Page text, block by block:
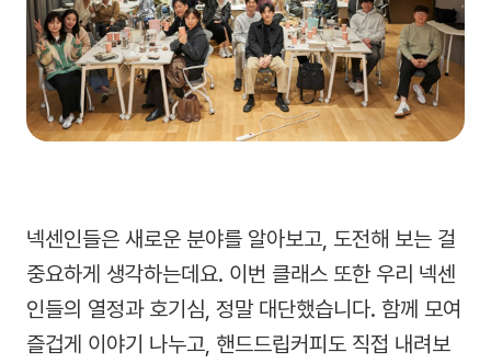
넥센인들은 새로운 분야를 알아보고, 도전해 보는 걸
중요하게 생각하는데요. 이번 클래스 또한 우리 넥센
인들의 열정과 호기심, 정말 대단했습니다. 함께 모여
즐겁게 이야기 나누고, 핸드드립커피도 직접 내려보